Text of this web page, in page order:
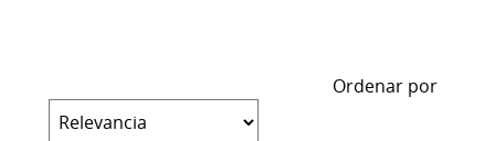
Ordenar por